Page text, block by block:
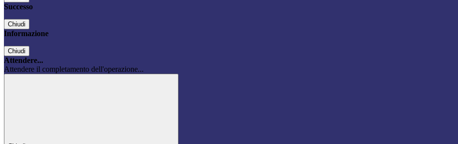
Successo
Chiudi
Informazione
Chiudi
Attendere...
Attendere il completamento dell'operazione...